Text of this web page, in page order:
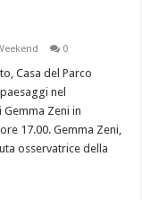
0
Casa del Parco
nel
Zeni in
17.00. Gemma Zeni,
osservatrice della